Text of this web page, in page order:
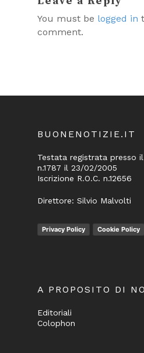
You must be logged in
comment.
BUONENOTIZIE.IT
Testata registrata presso
n.1787 il 23/02/2005
Iscrizione R.O.C. n.12656
Direttore: Silvio Malvolti
Privacy Policy Cookie Policy
A PROPOSITO DI
Editoriali
Colophon